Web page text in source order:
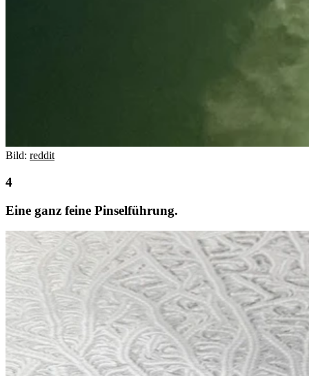
Bild: reddit
Eine ganz feine Pinselführung.